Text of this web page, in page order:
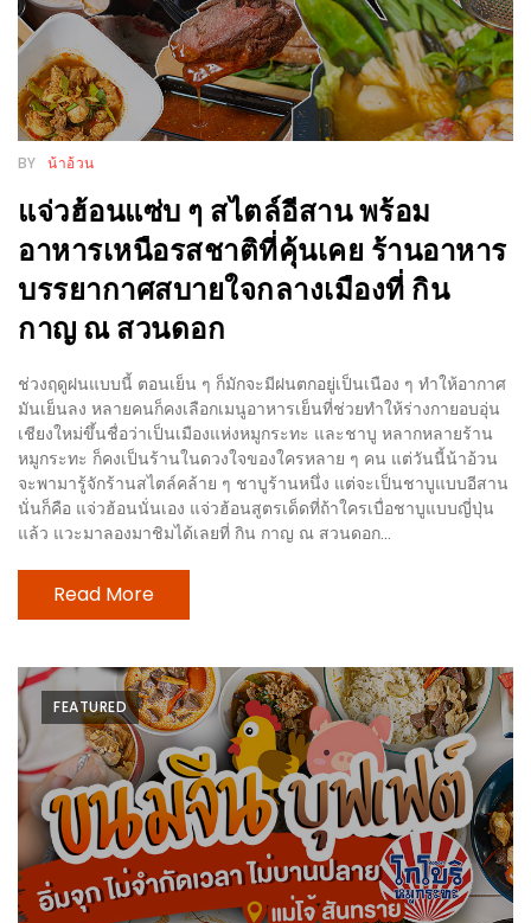
ของ
เชียงใหม่
ที่
ต้อง
ไป
16
อร่อย
ที่
ต้อง
มา
ลอง
ถนน
คน
เดิน
วัน
อาทิตย์
เชียงใหม่
CART
CHECKOUT
DRAFT
–
บาร์บีคิว
BY น้าอ้วน
แจ่วฮ้อนแซ่บ ๆ สไตล์อีสาน พร้อม
อาหารเหนือรสชาติที่คุ้นเคย ร้านอาหาร
บรรยากาศสบายใจกลางเมืองที่ กิน
กาญ ณ สวนดอก
ช่วงฤดูฝนแบบนี้ ตอนเย็น ๆ ก็มักจะมีฝนตกอยู่เป็นเนือง ๆ ทำให้อากาศ
มันเย็นลง หลายคนก็คงเลือกเมนูอาหารเย็นที่ช่วยทำให้ร่างกายอบอุ่น
เชียงใหม่ขึ้นชื่อว่าเป็นเมืองแห่งหมูกระทะ และชาบู หลากหลายร้าน
หมูกระทะ ก็คงเป็นร้านในดวงใจของใครหลาย ๆ คน แต่วันนี้น้าอ้วน
จะพามารู้จักร้านสไตล์คล้าย ๆ ชาบูร้านหนึ่ง แต่จะเป็นชาบูแบบอีสาน
นั่นก็คือ แจ่วฮ้อนนั่นเอง แจ่วฮ้อนสูตรเด็ดที่ถ้าใครเบื่อชาบูแบบญี่ปุ่น
แล้ว แวะมาลองมาชิมได้เลยที่ กิน กาญ ณ สวนดอก...
Read More
FEATURED